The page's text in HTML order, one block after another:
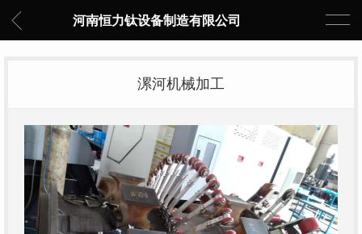
河南恒力钛设备制造有限公司
漯河机械加工